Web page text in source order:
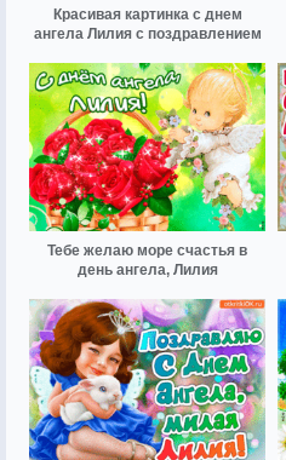
Красивая картинка с днем
ангела Лилия с поздравлением
Тебе желаю море счастья в
день ангела, Лилия